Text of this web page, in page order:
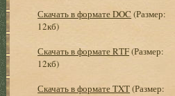
Скачать в формате DOC (Размер:
12кб)
Скачать в формате RTF(Размер:
12кб)
Скачать в формате TXT(Размер: